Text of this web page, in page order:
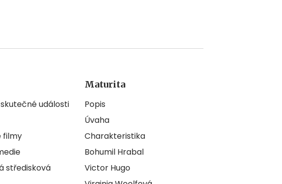
události
filmy
středisková
Maturita
Popis
Úvaha
Charakteristika
Bohumil Hrabal
Victor Hugo